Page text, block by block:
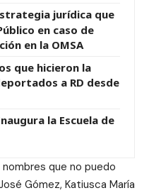
jurídica que
en caso de
en la OMSA
que hicieron la
a RD desde
la Escuela de
que no puedo
Gómez, Katiusca María